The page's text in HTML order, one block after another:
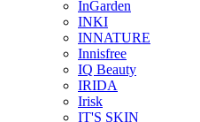
InGarden
INKI
INNATURE
Innisfree
IQ Beauty
IRIDA
Irisk
IT'S SKIN